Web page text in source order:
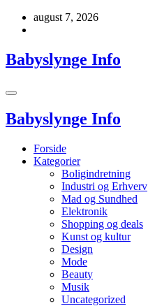
Videreaugust 7, 2026
Babyslynge Info
Babyslynge Info
Forside
Kategorier
Boligindretning
Industri og Erhverv
Mad og Sundhed
Elektronik
Shopping og deals
Kunst og kultur
Design
Mode
Beauty
Musik
Uncategorized